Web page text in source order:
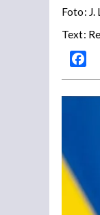
Foto: J.
Text: